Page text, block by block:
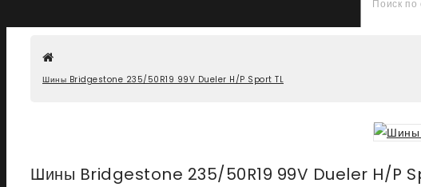
Шины Bridgestone 235/50R19 99V Dueler H/P Sport TL
Шины Bridgestone 235/50R19 99V Dueler H/P